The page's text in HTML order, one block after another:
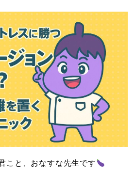
こと、おなすな先生です